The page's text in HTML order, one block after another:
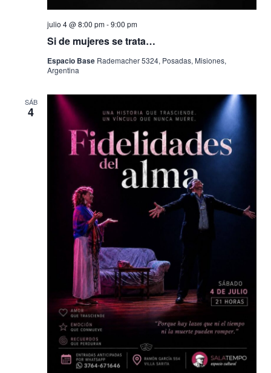
Si de mujeres se trata…
julio 4 @ 8:00 pm-9:00 pm
Espacio Base Rademacher 5324, Posadas, Misiones,
Argentina
SÁB
4